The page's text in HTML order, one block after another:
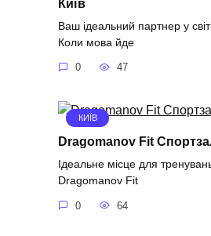
Київ
Ваш ідеальний партнер у
Коли мова йде
0 47
КИЇВ
Dragomanov Fit
Ідеальне місце для
Dragomanov Fit
0 64